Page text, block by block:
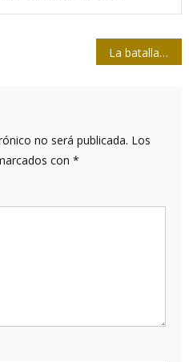
La batalla por la calidad
no será publicada. Los
con *